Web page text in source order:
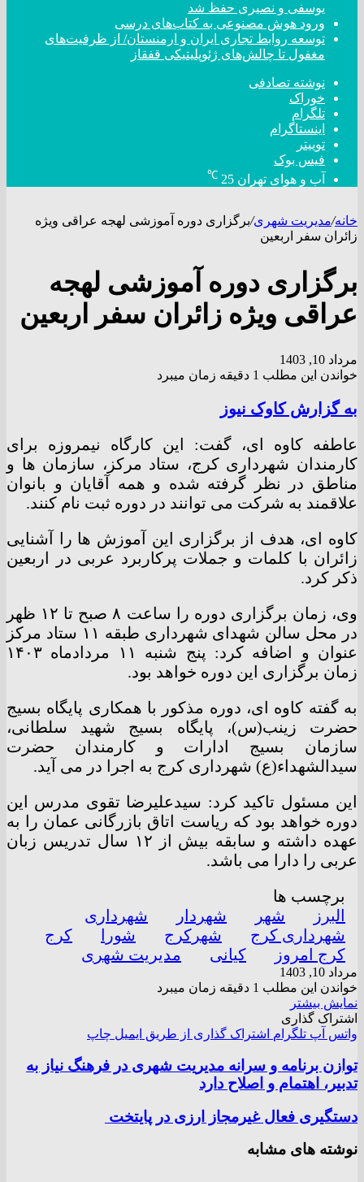
یوسفی و نصیری حفظ شد
ورود هوش مصنوعی به کتاب‌های درسی
توسعه روابط تجاری ایران و ارمنستان/ از ظرفیت‌های
مغفول تا چالش‌های ژئوپلیتیکی قفقاز
نوشته تصادفی
خوراک
تلگرام
اینستاگرام
توییتر
فیس بوک
آب و هوای تهران 25
℃
خانه/مدیریت شهری/برگزاری دوره آموزشی لهجه عراقی ویژه
زائران سفر اربعین
برگزاری دوره آموزشی لهجه
عراقی ویژه زائران سفر اربعین
مرداد 10, 1403
خواندن این مطلب 1 دقیقه زمان میبرد
به گزارش کاوک نیوز
عاطفه کاوه ای، گفت: این کارگاه نیمروزه برای
کارمندان شهرداری کرج، ستاد مرکز، سازمان ها و
مناطق در نظر گرفته شده و همه آقایان و بانوان
علاقمند به شرکت می توانند در دوره ثبت نام کنند.
کاوه ای، هدف از برگزاری این آموزش ها را آشنایی
زائران با کلمات و جملات پرکاربرد عربی در اربعین
ذکر کرد.
وی، زمان برگزاری دوره را ساعت ۸ صبح تا ۱۲ ظهر
در محل سالن شهدای شهرداری طبقه ۱۱ ستاد مرکز
عنوان و اضافه کرد: پنج شنبه ۱۱ مردادماه ۱۴۰۳
زمان برگزاری این دوره خواهد بود.
به گفته کاوه ای، دوره مذکور با همکاری پایگاه بسیج
حضرت زینب(س)، پایگاه بسیج شهید سلطانی،
سازمان بسیج ادارات و کارمندان حضرت
سیدالشهداء(ع) شهرداری کرج به اجرا در می آید.
این مسئول تاکید کرد: سیدعلیرضا تقوی مدرس این
دوره خواهد بود که ریاست اتاق بازرگانی عمان را به
عهده داشته و سابقه بیش از ۱۲ سال تدریس زبان
عربی را دارا می باشد.
برچسب ها
البرز
شهر شهردار
شهرداری
شهرداری کرج
شهرکرج شورا
کرج
کرج امروز
کیانی مدیریت شهری
مرداد 10, 1403
خواندن این مطلب 1 دقیقه زمان میبرد
نمایش بیشتر
اشتراک گذاری
واتس آپ تلگرام اشتراک گذاری از طریق ایمیل چاپ
توازن برنامه و سرانه مدیریت شهری در فرهنگ نیاز به
تدبیر، اهتمام و اصلاح دارد
دستگیری فعال غیرمجاز ارزی در پایتخت
نوشته های مشابه